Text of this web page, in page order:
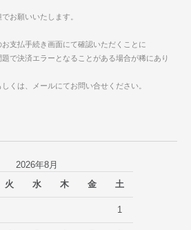
お願いいたします。
支払手続き画面にて確認いただくことに
で決済エラーとなることがある場合が稀にあり
くは、メールにてお問い合せください。
2026年8月
火 水 木 金 土
1